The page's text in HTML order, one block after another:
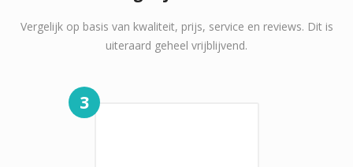
Vergelijk op basis van kwaliteit, prijs, service en reviews. Dit is
uiteraard geheel vrijblijvend.
3